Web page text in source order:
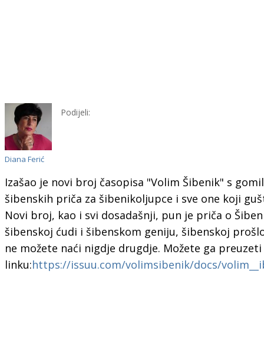
Diana Ferić
Podijeli:
Izašao je novi broj časopisa "Volim Šibenik" s
šibenskih priča za šibenikoljupce i sve one koji
Novi broj, kao i svi dosadašnji, pun je priča o
šibenskoj ćudi i šibenskom geniju, šibenskoj
ne možete naći nigdje drugdje. Možete ga
linku:https://issuu.com/volimsibenik/docs/